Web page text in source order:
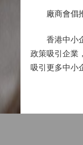
廠商會倡推
香港中小企
政策吸引企業
吸引更多中小